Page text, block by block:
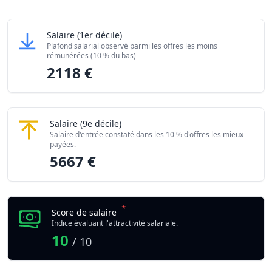
Grille salariale Ingénieur / Ingénieure infrastructures
Niveau de salaire (Déciles)
Salaire minimum (10% les moins rémunérés)
Salaire maximum (10% les mieux rémunérés)
Salaire Ingénieur / Ingénieure infrastructures
(1er décile)
Plafond salarial observé parmi les offres les moins
rémunérées (10 % du bas)
2118 €
Salaire Ingénieur / Ingénieure infrastructures
(9e décile)
Salaire d'entrée constaté dans les 10 % d'offres les mieux
payées.
5667 €
Score de salaire *
Indice évaluant l'attractivité salariale.
10 / 10